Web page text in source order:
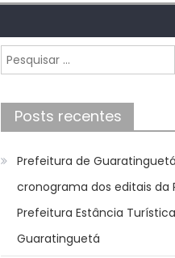
Pesquisar
por:
Posts recentes
Prefeitura de
cronograma dos editais da
Prefeitura Estância Turística
Guaratinguetá